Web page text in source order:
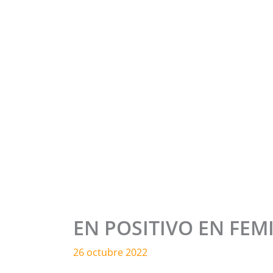
EN POSITIVO EN
26 octubre 2022